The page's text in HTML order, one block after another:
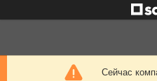
Сейчас